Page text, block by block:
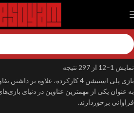
خانه بازی بازی پلی استیشن بازی پلی استیشن 4
نمایش 1–12 از 297 نتیجه
بازی پلی استیشن 4 کارکرده، علاوه
به عنوان یکی از مهمترین عناوین در دنیای
فراوانی برخوردارند.